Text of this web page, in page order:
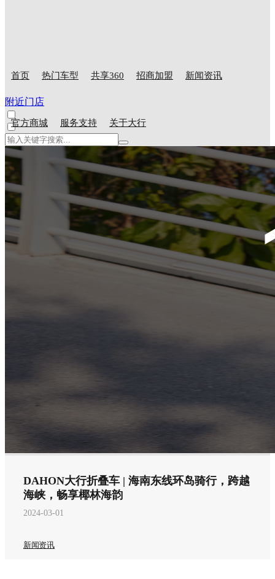
首页 热门车型 共享360 招商加盟 新闻资讯
官方商城 服务支持 关于大行
附近门店
DAHON大行折叠车 | 海南东线环岛骑行，跨越
海峡，畅享椰林海韵
2024-03-01
新闻资讯